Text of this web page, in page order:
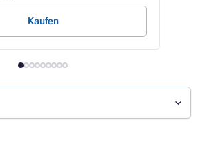
Kaufen